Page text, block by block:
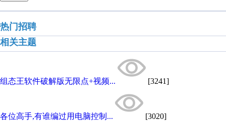
热门招聘
相关主题
组态王软件破解版无限点+视频... [3241]
各位高手,有谁编过用电脑控制... [3020]